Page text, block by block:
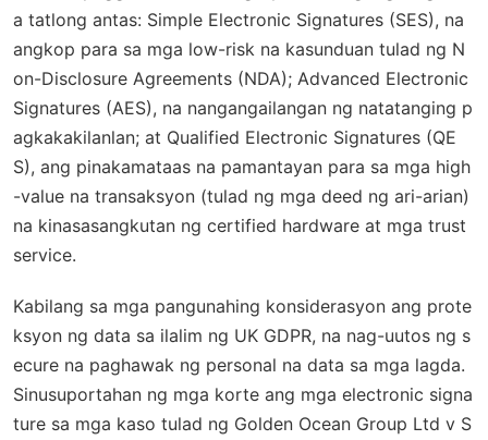
a tatlong antas: Simple Electronic Signatures (SES), na
angkop para sa mga low-risk na kasunduan tulad ng N
on-Disclosure Agreements (NDA); Advanced Electronic
Signatures (AES), na nangangailangan ng natatanging p
agkakakilanlan; at Qualified Electronic Signatures (QE
S), ang pinakamataas na pamantayan para sa mga high
-value na transaksyon (tulad ng mga deed ng ari-arian)
na kinasasangkutan ng certified hardware at mga trust
service.
Kabilang sa mga pangunahing konsiderasyon ang prote
ksyon ng data sa ilalim ng UK GDPR, na nag-uutos ng s
ecure na paghawak ng personal na data sa mga lagda.
Sinusuportahan ng mga korte ang mga electronic signa
ture sa mga kaso tulad ng Golden Ocean Group Ltd v S